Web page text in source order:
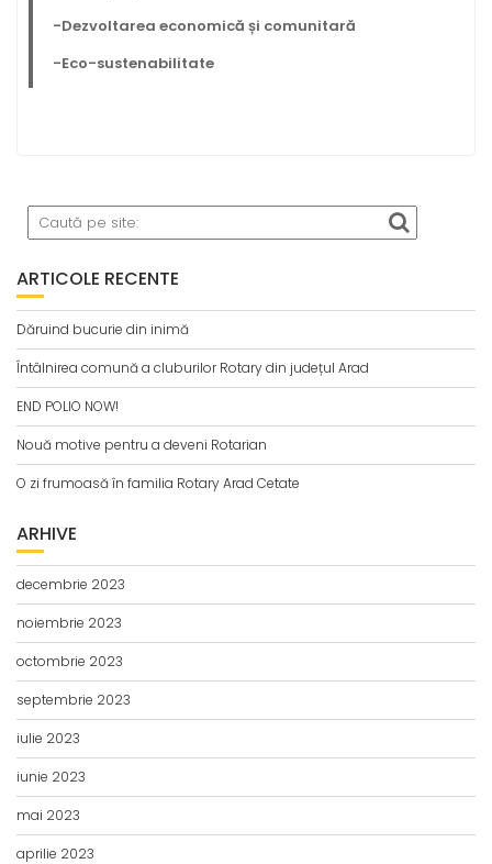
-Dezvoltarea economică și comunitară
-Eco-sustenabilitate
ARTICOLE RECENTE
Dăruind bucurie din inimă
Întâlnirea comună a cluburilor Rotary din județul Arad
END POLIO NOW!
Nouă motive pentru a deveni Rotarian
O zi frumoasă în familia Rotary Arad Cetate
ARHIVE
decembrie 2023
noiembrie 2023
octombrie 2023
septembrie 2023
iulie 2023
iunie 2023
mai 2023
aprilie 2023